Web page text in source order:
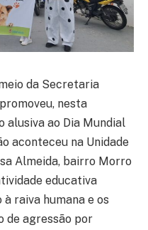
da Secretaria
nesta
alusiva ao Dia Mundial
aconteceu na Unidade
Almeida, bairro Morro
educativa
raiva humana e os
de agressão por